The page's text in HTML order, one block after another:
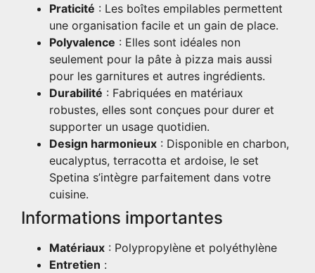
Praticité : Les boîtes empilables permettent
une organisation facile et un gain de place.
Polyvalence : Elles sont idéales non
seulement pour la pâte à pizza mais aussi
pour les garnitures et autres ingrédients.
Durabilité : Fabriquées en matériaux
robustes, elles sont conçues pour durer et
supporter un usage quotidien.
Design harmonieux : Disponible en charbon,
eucalyptus, terracotta et ardoise, le set
Spetina s’intègre parfaitement dans votre
cuisine.
Informations importantes
Matériaux : Polypropylène et polyéthylène
Entretien :